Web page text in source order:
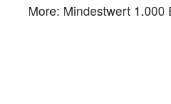
More: Mindestwert 1.000